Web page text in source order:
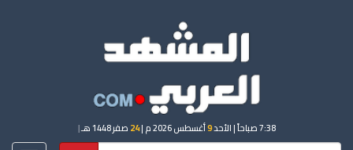
7:38 صباحاً | الأحد9أغسطس 2026 م | 24 صفر 1448 هـ |